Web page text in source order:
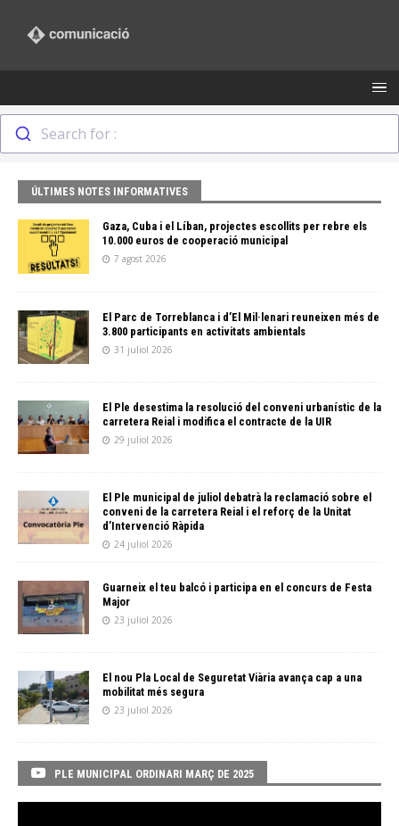
Search for :
ÚLTIMES NOTES INFORMATIVES
Gaza, Cuba i el Líban, projectes escollits per rebre els
10.000 euros de cooperació municipal
7 agost 2026
El Parc de Torreblanca i d’El Mil·lenari reuneixen més de
3.800 participants en activitats ambientals
31 juliol 2026
El Ple desestima la resolució del conveni urbanístic de la
carretera Reial i modifica el contracte de la UIR
29 juliol 2026
El Ple municipal de juliol debatrà la reclamació sobre el
conveni de la carretera Reial i el reforç de la Unitat
d’Intervenció Ràpida
24 juliol 2026
Guarneix el teu balcó i participa en el concurs de Festa
Major
23 juliol 2026
El nou Pla Local de Seguretat Viària avança cap a una
mobilitat més segura
23 juliol 2026
PLE MUNICIPAL ORDINARI MARÇ DE 2025